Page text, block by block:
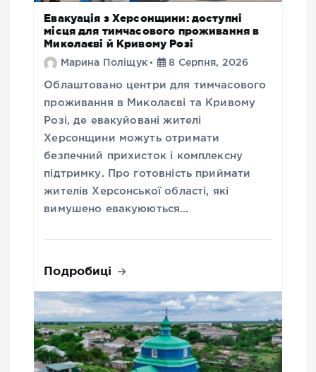
Евакуація з Херсонщини: доступні
місця для тимчасового проживання в
Миколаєві й Кривому Розі
Марина Поліщук 8 Серпня, 2026
Облаштовано центри для тимчасового
проживання в Миколаєві та Кривому
Розі, де евакуйовані жителі
Херсонщини можуть отримати
безпечний прихисток і комплексну
підтримку. Про готовність приймати
жителів Херсонської області, які
вимушено евакуюються…
Подробиці